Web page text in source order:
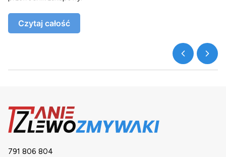
Czytaj całość
791 806 804